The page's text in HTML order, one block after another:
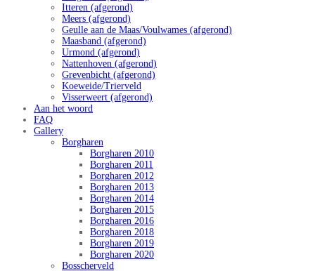
Itteren (afgerond)
Meers (afgerond)
Geulle aan de Maas/Voulwames (afgerond)
Maasband (afgerond)
Urmond (afgerond)
Nattenhoven (afgerond)
Grevenbicht (afgerond)
Koeweide/Trierveld
Visserweert (afgerond)
Aan het woord
FAQ
Gallery
Borgharen
Borgharen 2010
Borgharen 2011
Borgharen 2012
Borgharen 2013
Borgharen 2014
Borgharen 2015
Borgharen 2016
Borgharen 2018
Borgharen 2019
Borgharen 2020
Bosscherveld